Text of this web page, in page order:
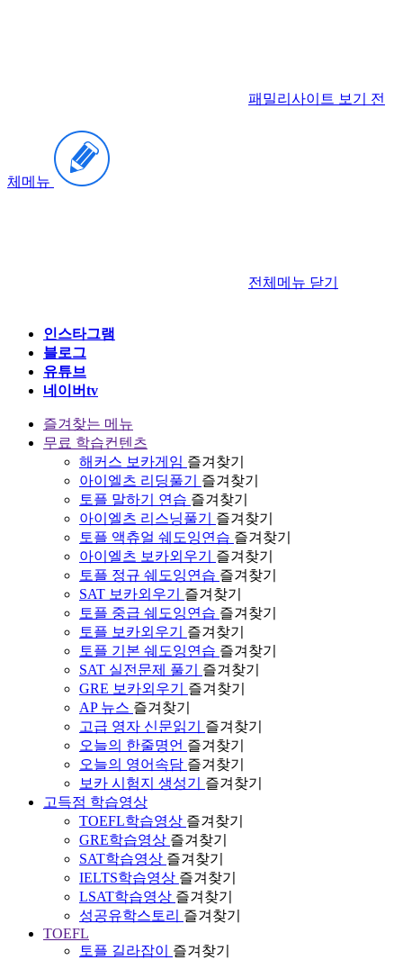
패밀리사이트 보기 전
체메뉴
전체메뉴 닫기
인스타그램
블로그
유튜브
네이버tv
즐겨찾는 메뉴
무료 학습컨텐츠
해커스 보카게임 즐겨찾기
아이엘츠 리딩풀기
즐겨찾기
토플 말하기 연습 즐겨찾기
아이엘츠 리스닝풀기
즐겨찾기
토플 액츄얼 쉐도잉연습 즐겨찾기
아이엘츠 보카외우기
즐겨찾기
토플 정규 쉐도잉연습 즐겨찾기
SAT 보카외우기
즐겨찾기
토플 중급 쉐도잉연습 즐겨찾기
토플 보카외우기
즐겨찾기
토플 기본 쉐도잉연습 즐겨찾기
SAT 실전문제 풀기
즐겨찾기
GRE 보카외우기
즐겨찾기
AP 뉴스 즐겨찾기
고급 영자 신문읽기
즐겨찾기
오늘의 한줄명언 즐겨찾기
오늘의 영어속담 즐겨찾기
보카 시험지 생성기
즐겨찾기
고득점 학습영상
TOEFL학습영상 즐겨찾기
GRE학습영상 즐겨찾기
SAT학습영상 즐겨찾기
IELTS학습영상 즐겨찾기
LSAT학습영상 즐겨찾기
성공유학스토리 즐겨찾기
TOEFL
토플 길라잡이
즐겨찾기